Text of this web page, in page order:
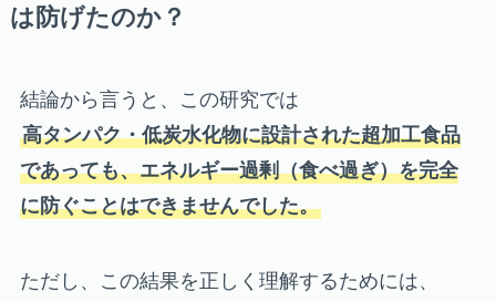
は防げたのか？
結論から言うと、この研究では
高タンパク・低炭水化物に設計された超加工食品
であっても、エネルギー過剰（食べ過ぎ）を完全
に防ぐことはできませんでした。
ただし、この結果を正しく理解するためには、